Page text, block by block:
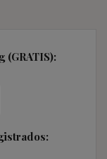
(GRATIS):